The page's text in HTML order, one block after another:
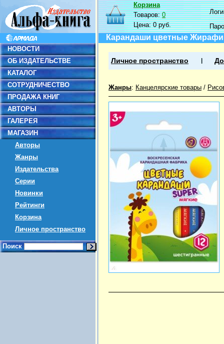
НОВОСТИ
ОБ ИЗДАТЕЛЬСТВЕ
КАТАЛОГ
СОТРУДНИЧЕСТВО
ПРОДАЖА КНИГ
АВТОРЫ
ГАЛЕРЕЯ
МАГАЗИН
Авторы
Жанры
Издательства
Серии
Новинки
Рейтинги
Корзина
Личное пространство
Поиск
Корзина
Товаров:0
Цена:0 руб.
Карандаши цветные
Личное пространство
Жанры: Канцелярские товары /